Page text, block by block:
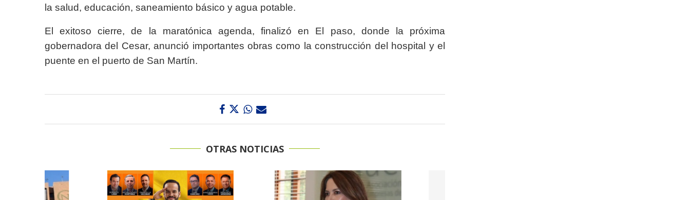
la salud, educación, saneamiento básico y agua potable.
El exitoso cierre, de la maratónica agenda, finalizó en El paso, donde la próxima
gobernadora del Cesar, anunció importantes obras como la construcción del hospital y el
puente en el puerto de San Martín.
OTRAS NOTICIAS